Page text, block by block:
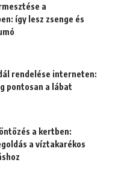
a
így lesz zsenge és
rendelése interneten:
pontosan a lábat
a kertben:
a víztakarékos